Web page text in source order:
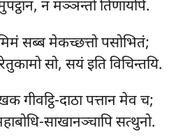
न मञ्ञन्तो तिणायपि.
सब्ब मेकच्छत्तो पसोभितं;
सो, सयं इति विचिन्तयि.
दाठा पत्तान मेव च;
साखानञ्चापि सत्थुनो.